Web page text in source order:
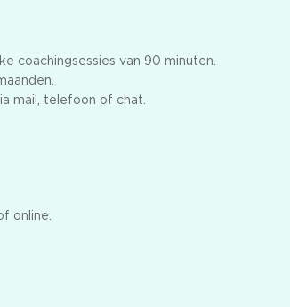
coachingsessies van 90 minuten.
mail, telefoon of chat.
online.